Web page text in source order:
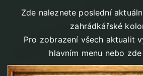
Zde naleznete poslední
zahrádkářské
Pro zobrazení všech aktualit
hlavním menu nebo